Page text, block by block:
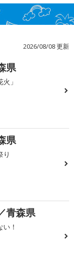
2026/08/08 更新
県
」
県
り
青森県
！